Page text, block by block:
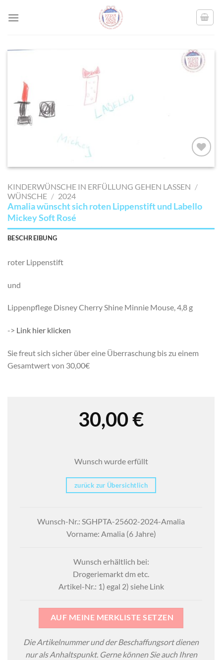
AUF MEINE
SETZEN
KINDERWÜNSCHE IN ERFÜLLUNG GEHEN LASSEN /
WÜNSCHE / 2024
Amalia wünscht sich roten Lippenstift und Labello
Mickey Soft Rosé
BESCHREIBUNG
roter Lippenstift
und
Lippenpflege Disney Cherry Shine Minnie Mouse, 4,8 g
-> Link hier klicken
Sie freut sich sicher über eine Überraschung bis zu einem
Gesamtwert von 30,00€
30,00€
Wunsch wurde erfüllt
zurück zur Übersichtlich
Wunsch-Nr.: SGHPTA-25602-2024-Amalia
Vorname: Amalia (6 Jahre)
Wunsch erhältlich bei:
Drogeriemarkt dm etc.
Artikel-Nr.: 1) egal 2) siehe Link
AUF MEINE MERKLISTE SETZEN
Die Artikelnummer und der Beschaffungsort dienen
nur als Anhaltspunkt. Gerne können Sie auch Ihren